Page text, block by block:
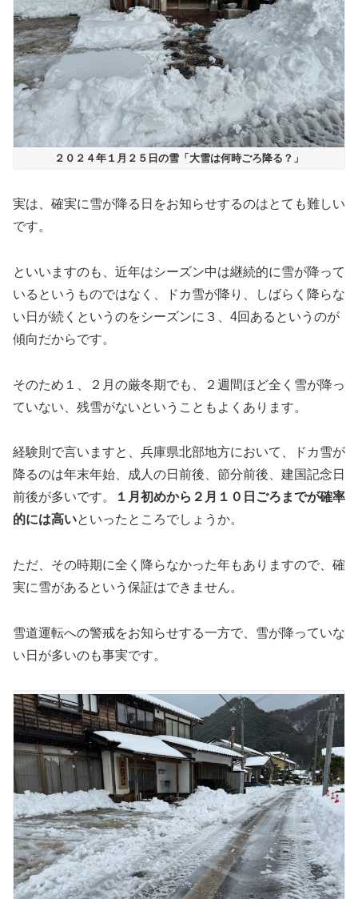
２０２４年１月２５日の雪「大雪は何時ごろ降る？」
実は、確実に雪が降る日をお知らせするのはとても難しい
です。
といいますのも、近年はシーズン中は継続的に雪が降って
いるというものではなく、ドカ雪が降り、しばらく降らな
い日が続くというのをシーズンに３、4回あるというのが
傾向だからです。
そのため１、２月の厳冬期でも、２週間ほど全く雪が降っ
ていない、残雪がないということもよくあります。
経験則で言いますと、兵庫県北部地方において、ドカ雪が
降るのは年末年始、成人の日前後、節分前後、建国記念日
前後が多いです。
１月初めから２月１０日ごろまでが確率
的には高いといったところでしょうか。
ただ、その時期に全く降らなかった年もありますので、確
実に雪があるという保証はできません。
雪道運転への警戒をお知らせする一方で、雪が降っていな
い日が多いのも事実です。